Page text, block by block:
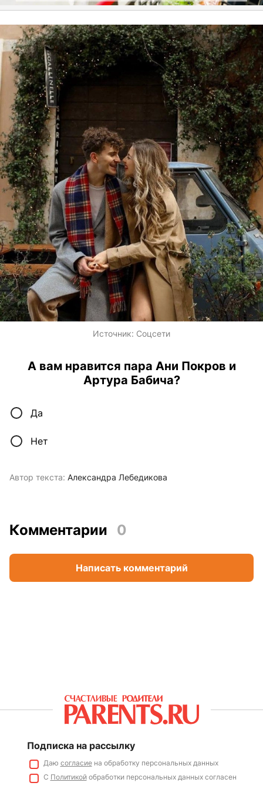
Источник: Соцсети
А вам нравится пара Ани Покров и
Артура Бабича?
Да
Нет
Автор текста: Александра Лебедикова
Комментарии 0
Написать комментарий
Подписка на рассылку
Даю согласиена обработку персональных данных
С Политикойобработки персональных данных согласен